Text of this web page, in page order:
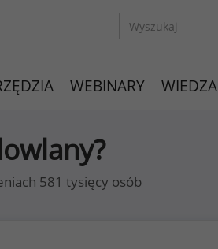
WEBINARY WIEDZA
581 tysięcy osób